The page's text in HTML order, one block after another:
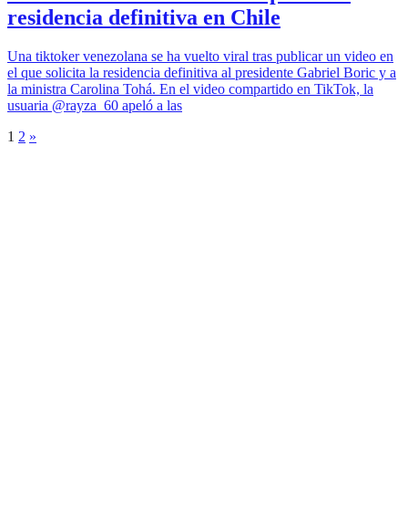
residencia definitiva en Chile
Una tiktoker venezolana se ha vuelto viral tras publicar un video en
el que solicita la residencia definitiva al presidente Gabriel Boric y a
la ministra Carolina Tohá. En el video compartido en TikTok, la
usuaria @rayza_60 apeló a las
1 2 »